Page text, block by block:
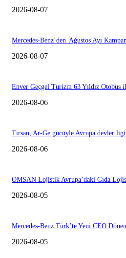
2026-08-07
Mercedes-Benz’den Ağustos Ayı
2026-08-07
Enver Geçgel Turizm 63 Yıldız Otobüs
2026-08-06
Tırsan, Ar-Ge gücüyle Avrupa devler
2026-08-06
OMSAN Lojistik Avrupa’daki Gıda
2026-08-05
Mercedes-Benz Türk’te Yeni CEO
2026-08-05